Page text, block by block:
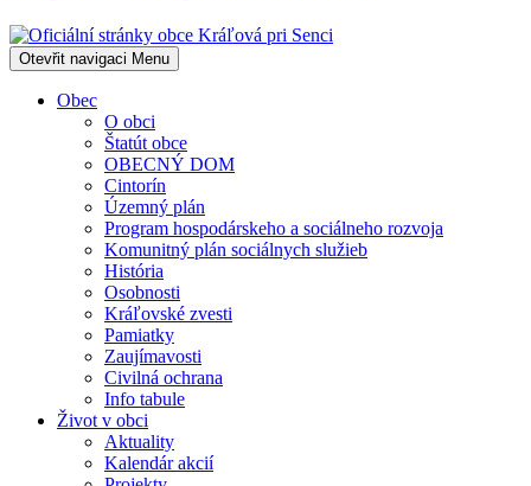
Otevřit navigaci Menu
Obec
O obci
Štatút obce
OBECNÝ DOM
Cintorín
Územný plán
Program hospodárskeho a sociálneho rozvoja
Komunitný plán sociálnych služieb
História
Osobnosti
Kráľovské zvesti
Pamiatky
Zaujímavosti
Civilná ochrana
Info tabule
Život v obci
Aktuality
Kalendár akcií